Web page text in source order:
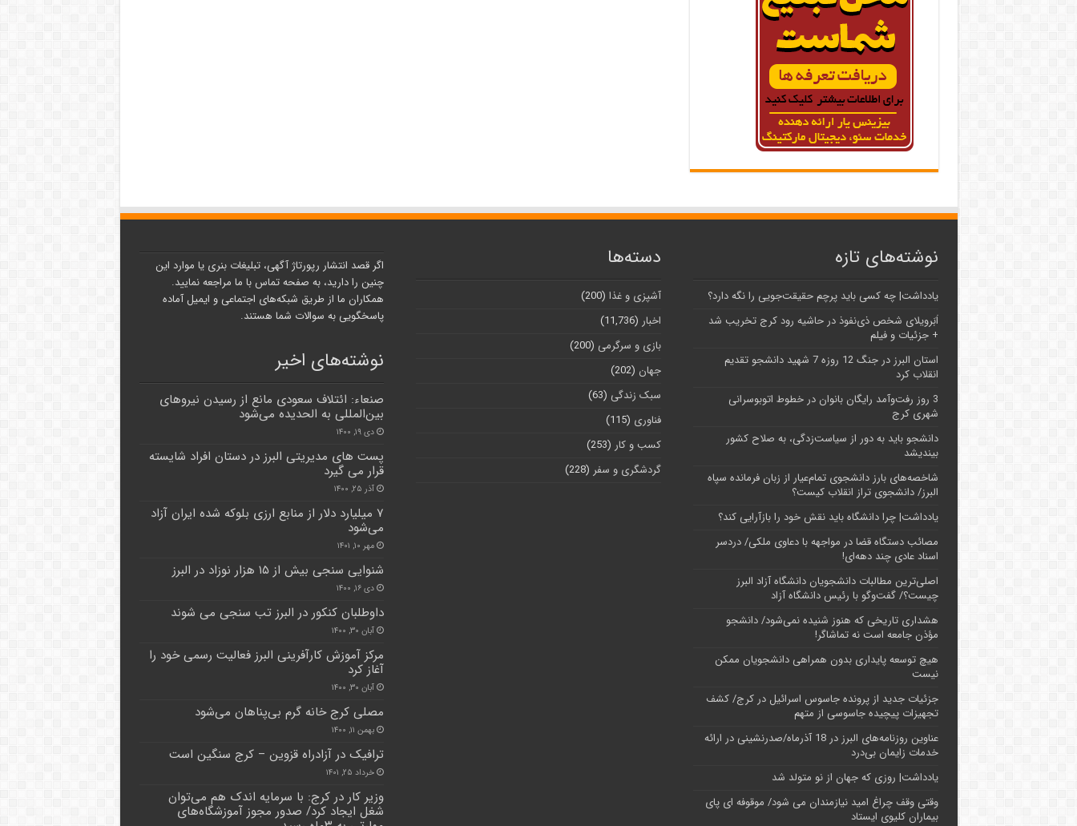
نوشته‌های تازه
یادداشت| ‌چه کسی باید پرچم حقیقت‌جویی را نگه دارد؟
اَبَر‌ویلای شخص ذی‌نفوذ در حاشیه‌ رود کرج تخریب شد
+ جزئیات و فیلم
استان البرز در جنگ 12 روزه 7 شهید دانشجو تقدیم
انقلاب کرد
3 روز رفت‌وآمد رایگان بانوان در خطوط اتوبوسرانی
شهری کرج
دانشجو باید به دور از سیاست‌زدگی، به صلاح کشور
بیندیشد
شاخصه‌های بارز دانشجوی تمام‌عیار از زبان فرمانده سپاه
البرز/ دانشجوی تراز انقلاب کیست؟
یادداشت| چرا دانشگاه باید نقش خود را بازآرایی کند؟
مصائب دستگاه قضا در مواجهه با دعاوی ملکی/ دردسر
اسناد عادی چند‌ دهه‌ای!
اصلی‌ترین مطالبات دانشجویان دانشگاه آزاد البرز
چیست؟/ گفت‌وگو با رئیس دانشگاه آز‌اد
هشداری تاریخی که هنوز شنیده نمی‌شود/ دانشجو
مؤذن جامعه است نه تماشاگر!
هیچ توسعه پایداری بدون همراهی دانشجویان ممکن
نیست
جزئیات جدید از پرونده جاسوس اسرائیل در کرج/‌ کشف
تجهیزات پیچیده جاسوسی از متهم
عناوین روزنامه‌های البرز در ‌18 آذرماه/صدرنشینی در ارائه
خدمات زایمان بی‌درد
یادداشت| روزی که جهان از نو متولد شد
وقتی وقف چراغ امید نیازمندان می شود/ موقوفه ای پای
بیماران کلیوی ایستاد
دسته‌ها
آشپزی و غذا (200)
اخبار (11,736)
بازی و سرگرمی (200)
جهان (202)
سبک زندگی (63)
فناوری (115)
کسب و کار (253)
گردشگری و سفر (228)
اگر قصد انتشار رپورتاژ آگهی، تبلیغات بنری یا موارد این
چنین را دارید، به صفحه تماس با ما مراجعه نمایید.
همکاران ما از طریق شبکه‌های اجتماعی و ایمیل آماده
پاسخگویی به سوالات شما هستند.
نوشته‌های اخیر
صنعاء: ائتلاف سعودی مانع از رسیدن نیروهای
بین‌المللی به الحدیده می‌شود
دی ۱۹, ۱۴۰۰
پست های مدیریتی البرز در دستان افراد شایسته
قرار می گیرد
آذر ۲۵, ۱۴۰۰
۷ میلیارد دلار از منابع ارزی بلوکه شده ایران آزاد
می‌شود
مهر ۱۰, ۱۴۰۱
شنوایی سنجی بیش از ۱۵ هزار نوزاد در البرز
دی ۱۶, ۱۴۰۰
داوطلبان کنکور در البرز تب سنجی می شوند
آبان ۳۰, ۱۴۰۰
مرکز آموزش کارآفرینی البرز فعالیت رسمی خود را
آغاز کرد
آبان ۳۰, ۱۴۰۰
مصلی کرج خانه گرم بی‌پناهان می‌شود
بهمن ۱۱, ۱۴۰۰
ترافیک در آزادراه قزوین – کرج سنگین است
خرداد ۲۵, ۱۴۰۱
وزیر کار در کرج: با سرمایه اندک هم می‌توان
شغل ایجاد کرد/ صدور مجوز آموزشگاه‌های